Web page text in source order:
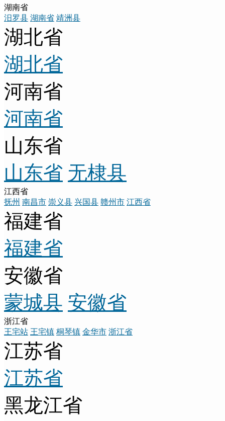
湖南省
汨罗县 湖南省 靖洲县
湖北省
湖北省
河南省
河南省
山东省
山东省 无棣县
江西省
抚州 南昌市 崇义县 兴国县 赣州市 江西省
福建省
福建省
安徽省
蒙城县 安徽省
浙江省
王宅站 王宅镇 桐琴镇 金华市 浙江省
江苏省
江苏省
黑龙江省